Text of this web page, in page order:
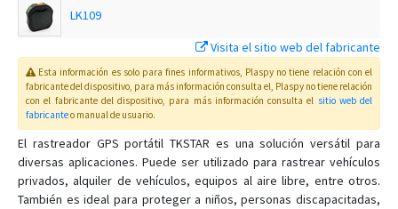
LK109
LK200B
LK208
OBD2 GPS Tracker
Pet Tracker
Visita el sitio web del fabricante
Esta información es solo para fines informativos, Plaspy no tiene relación con el
fabricante del dispositivo, para más información consulta el, Plaspy no tiene relación
con el fabricante del dispositivo, para más información consulta el sitio web del
fabricanteo manual de usuario.
El rastreador GPS portátil TKSTAR es una solución versátil para
diversas aplicaciones. Puede ser utilizado para rastrear vehículos
privados, alquiler de vehículos, equipos al aire libre, entre otros.
También es ideal para proteger a niños, personas discapacitadas,